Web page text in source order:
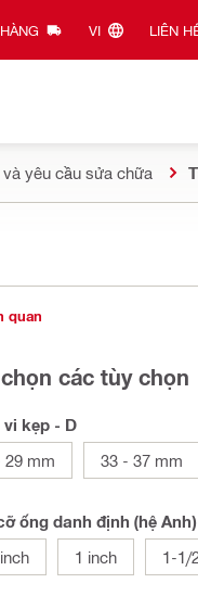
VI‎ LIÊN
yêu cầu sửa chữa
quan
các tùy chọn
vi kẹp - D
29 mm
33 - 37 mm
ống danh định (hệ Anh)
1 inch 1-1/